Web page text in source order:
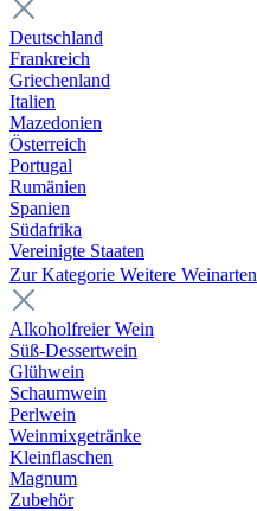
Deutschland
Frankreich
Griechenland
Italien
Mazedonien
Österreich
Portugal
Rumänien
Spanien
Südafrika
Vereinigte Staaten
Zur Kategorie Weitere Weinarten
Alkoholfreier Wein
Süß-Dessertwein
Glühwein
Schaumwein
Perlwein
Weinmixgetränke
Kleinflaschen
Magnum
Zubehör